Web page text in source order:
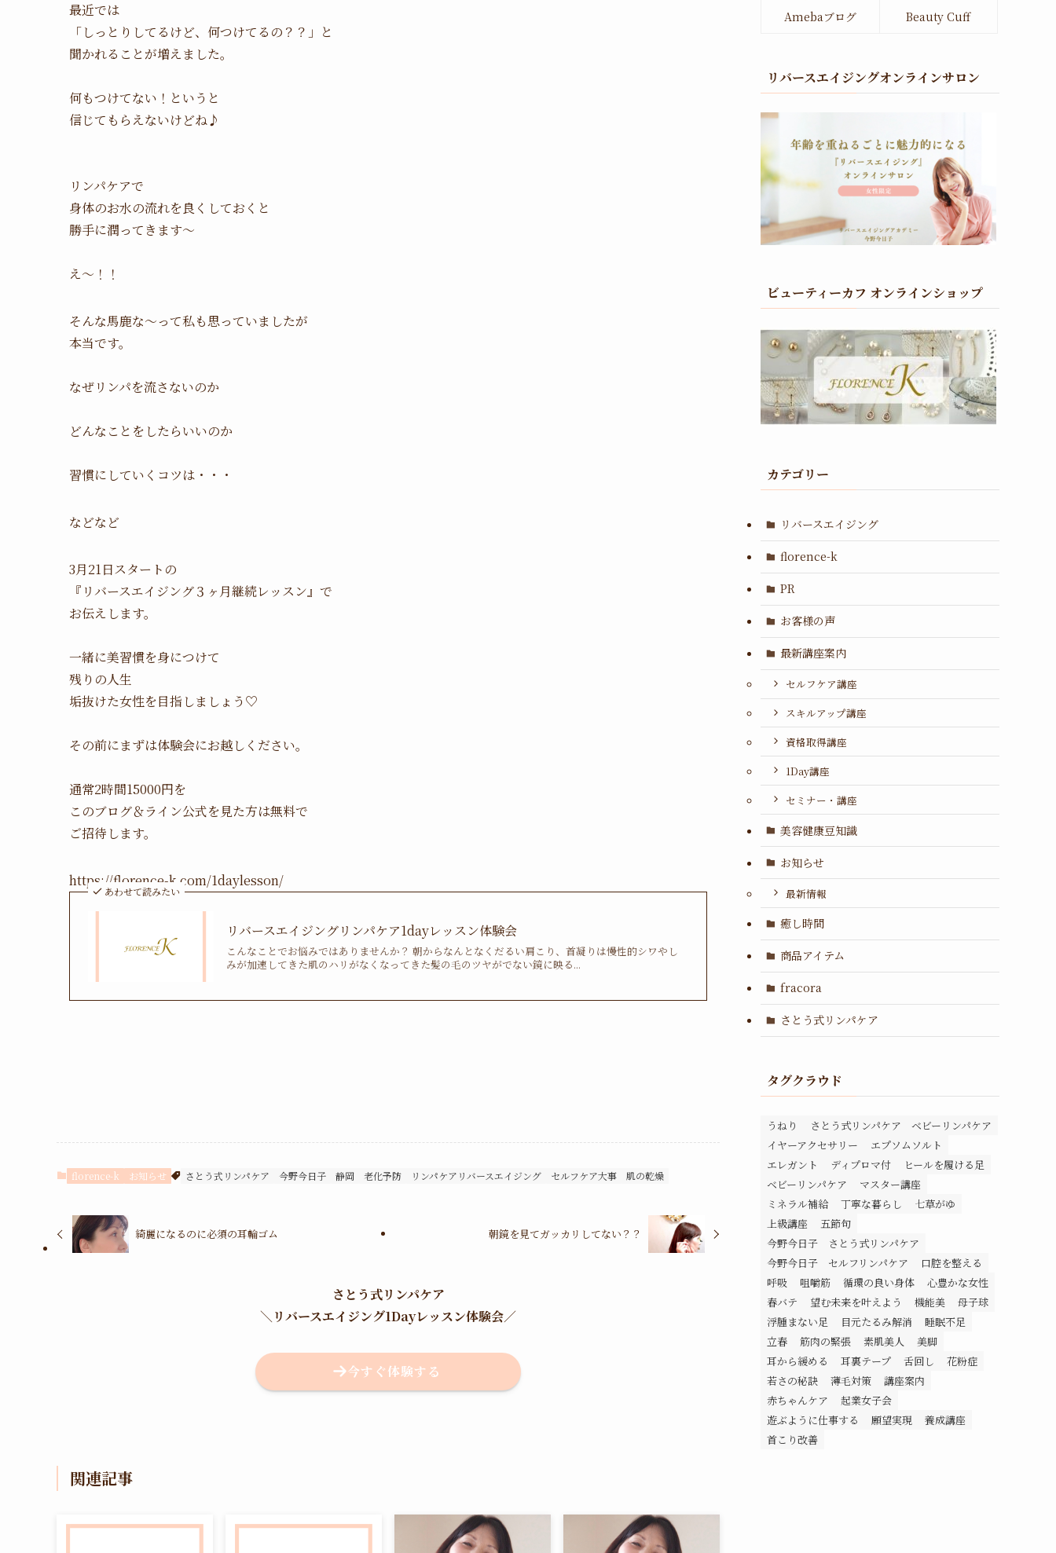
最近では
「しっとりしてるけど、何つけてるの？？」と
聞かれることが増えました。
何もつけてない！というと
信じてもらえないけどね♪
リンパケアで
身体のお水の流れを良くしておくと
勝手に潤ってきます〜
え〜！！
そんな馬鹿な〜って私も思っていましたが
本当です。
なぜリンパを流さないのか
どんなことをしたらいいのか
習慣にしていくコツは・・・
などなど
3月21日スタートの
『リバースエイジング３ヶ月継続レッスン』で
お伝えします。
一緒に美習慣を身につけて
残りの人生
垢抜けた女性を目指しましょう♡
その前にまずは体験会にお越しください。
通常2時間15000円を
このブログ＆ライン公式を見た方は無料で
ご招待します。
https://florence-k.com/1daylesson/
あわせて読みたい
リバースエイジングリンパケア1dayレッスン体験会
こんなことでお悩みではありませんか？ 朝からなんとなくだるい肩こり、首凝りは慢性的シワやし
みが加速してきた肌のハリがなくなってきた髪の毛のツヤがでない鏡に映る...
florence-k お知らせ さとう式リンパケア 今野今日子 静岡 老化予防 リンパケアリバースエイジング セルフケア大事 肌の乾燥
綺麗になるのに必須の耳輪ゴム 朝鏡を見てガッカリしてない？？
さとう式リンパケア
＼ リバースエイジング1Dayレッスン体験会／
今すぐ体験する
関連記事
Amebaブログ Beauty Cuff
リバースエイジングオンラインサロン
ビューティーカフ オンラインショップ
カテゴリー
リバースエイジング
florence-k
PR
お客様の声
最新講座案内
セルフケア講座
スキルアップ講座
資格取得講座
1Day講座
セミナー・講座
美容健康豆知識
お知らせ
最新情報
癒し時間
商品アイテム
fracora
さとう式リンパケア
タグクラウド
うねり
さとう式リンパケア ベビーリンパケア
イヤーアクセサリー
エプソムソルト
エレガント
ディプロマ付
ヒールを履ける足
ベビーリンパケア
マスター講座
ミネラル補給
丁寧な暮らし
七草がゆ
上級講座
五節句
今野今日子 さとう式リンパケア
今野今日子 セルフリンパケア
口腔を整える
呼吸
咀嚼筋 循環の良い身体
心豊かな女性
春バテ
望む未来を叶えよう 機能美
母子球
浮腫まない足
目元たるみ解消
睡眠不足
立春
筋肉の緊張 素肌美人
美脚
耳から緩める
耳裏テープ 舌回し
花粉症
若さの秘訣
薄毛対策
講座案内
赤ちゃんケア
起業女子会
遊ぶように仕事する
願望実現
養成講座
首こり改善